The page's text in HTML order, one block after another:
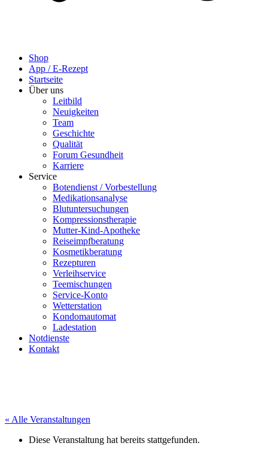
Shop
App / E-Rezept
Startseite
Über uns
Leitbild
Neuigkeiten
Team
Geschichte
Qualität
Forum Gesundheit
Karriere
Service
Botendienst / Vorbestellung
Medikationsanalyse
Blutuntersuchungen
Kompressionstherapie
Mutter-Kind-Apotheke
Reiseimpfberatung
Kosmetikberatung
Rezepturen
Verleihservice
Teemischungen
Service-Konto
Wetterstation
Kondomautomat
Ladestation
Notdienste
Kontakt
« Alle Veranstaltungen
Diese Veranstaltung hat bereits stattgefunden.